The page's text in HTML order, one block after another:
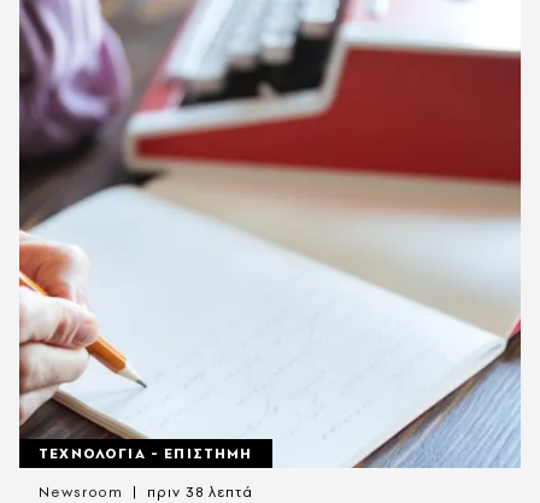
ΤΕΧΝΟΛΟΓΙΑ - ΕΠΙΣΤΗΜΗ
Newsroom πριν 38 λεπτά